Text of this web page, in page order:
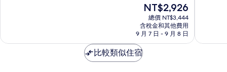
市
夠
現
在
價
格
為
NT$2,926
總價 NT$3,444
含稅金和其他費用
9 月 7 日 - 9 月 8 日
棒
比較類似住宿